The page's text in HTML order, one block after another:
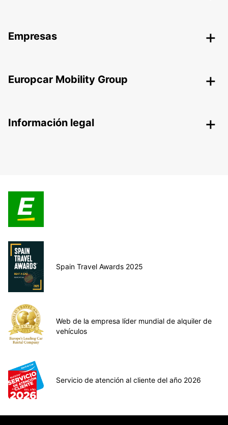
Empresas
Europcar Mobility Group
Información legal
Spain Travel Awards 2025
Web de la empresa líder mundial de alquiler de
vehículos
Servicio de atención al cliente del año 2026